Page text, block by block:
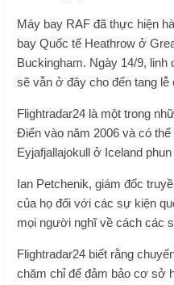
Máy bay RAF đã thực hiện
bay Quốc tế Heathrow ở
Buckingham. Ngày 14/9,
sẽ vẫn ở đây cho đến tang lễ
Flightradar24 là một trong
Điển vào năm 2006 và có
Eyjafjallajokull ở Iceland
Ian Petchenik, giám đốc
của họ đối với các sự kiện
mọi người nghĩ về cách các
Flightradar24 biết rằng
chăm chỉ để đảm bảo cơ sở